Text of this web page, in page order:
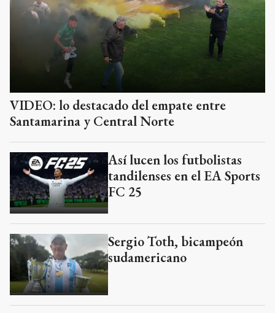
VIDEO: lo destacado del empate entre
Santamarina y Central Norte
Así lucen los futbolistas
tandilenses en el EA Sports
FC 25
Sergio Toth, bicampeón
sudamericano